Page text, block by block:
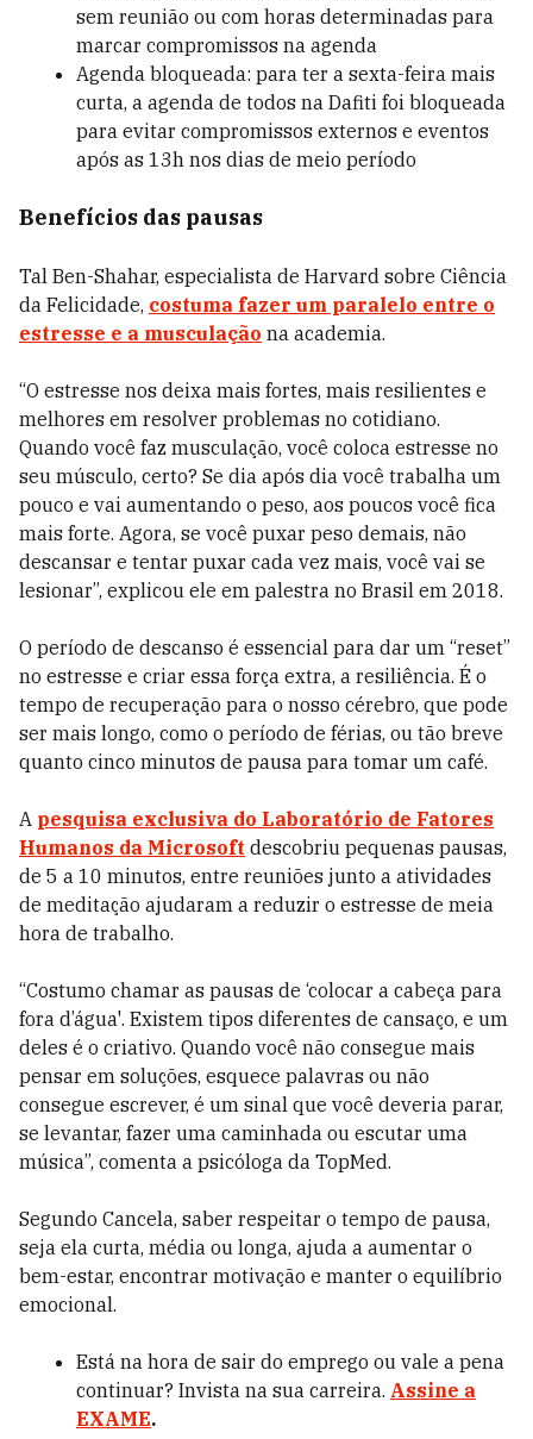
sem reunião ou com horas determinadas para
marcar compromissos na agenda
Agenda bloqueada: para ter a sexta-feira mais
curta, a agenda de todos na Dafiti foi bloqueada
para evitar compromissos externos e eventos
após as 13h nos dias de meio período
Benefícios das pausas
Tal Ben-Shahar, especialista de Harvard sobre Ciência
da Felicidade, costuma fazer um paralelo entre o
estresse e a musculação na academia.
“O estresse nos deixa mais fortes, mais resilientes e
melhores em resolver problemas no cotidiano.
Quando você faz musculação, você coloca estresse no
seu músculo, certo? Se dia após dia você trabalha um
pouco e vai aumentando o peso, aos poucos você fica
mais forte. Agora, se você puxar peso demais, não
descansar e tentar puxar cada vez mais, você vai se
lesionar”, explicou ele em palestra no Brasil em 2018.
O período de descanso é essencial para dar um “reset”
no estresse e criar essa força extra, a resiliência. É o
tempo de recuperação para o nosso cérebro, que pode
ser mais longo, como o período de férias, ou tão breve
quanto cinco minutos de pausa para tomar um café.
A pesquisa exclusiva do Laboratório de Fatores
Humanos da Microsoft descobriu pequenas pausas,
de 5 a 10 minutos, entre reuniões junto a atividades
de meditação ajudaram a reduzir o estresse de meia
hora de trabalho.
“Costumo chamar as pausas de ‘colocar a cabeça para
fora d’água'. Existem tipos diferentes de cansaço, e um
deles é o criativo. Quando você não consegue mais
pensar em soluções, esquece palavras ou não
consegue escrever, é um sinal que você deveria parar,
se levantar, fazer uma caminhada ou escutar uma
música”, comenta a psicóloga da TopMed.
Segundo Cancela, saber respeitar o tempo de pausa,
seja ela curta, média ou longa, ajuda a aumentar o
bem-estar, encontrar motivação e manter o equilíbrio
emocional.
Está na hora de sair do emprego ou vale a pena
continuar? Invista na sua carreira. Assine a
EXAME.